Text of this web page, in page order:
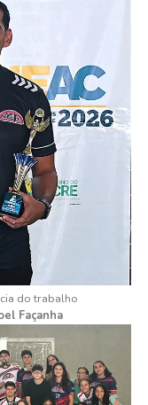
do trabalho
Façanha